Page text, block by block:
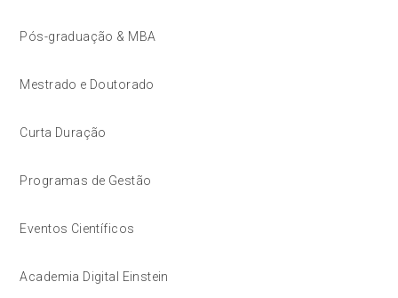
Pós-graduação & MBA
Mestrado e Doutorado
Curta Duração
Programas de Gestão
Eventos Científicos
Academia Digital Einstein